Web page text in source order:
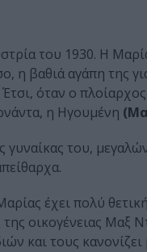
του 1930. Η
η βαθιά αγάπη της
όταν ο
η Ηγουμένη
του,
έχει πολύ
οικογένειας Μαξ
και τους